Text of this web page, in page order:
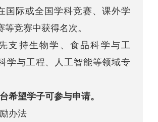
国际或全国学科竞赛、课外学
等竞赛中获得名次。
支持生物学、食品科学与工
学与工程、人工智能等领域专
希望学子可参与申请。
办法